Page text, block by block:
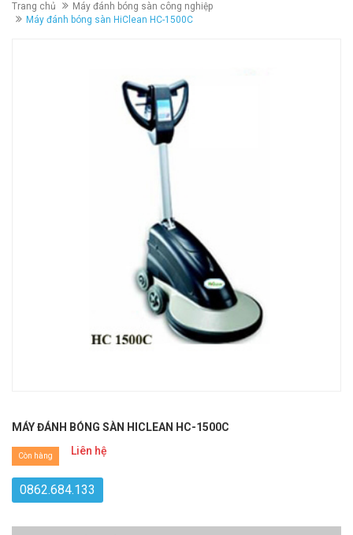
Trang chủ
Máy đánh bóng sàn công nghiệp
Máy đánh bóng sàn HiClean HC-1500C
MÁY ĐÁNH BÓNG SÀN HICLEAN HC-1500C
Liên hệ
Còn hàng
0862.684.133